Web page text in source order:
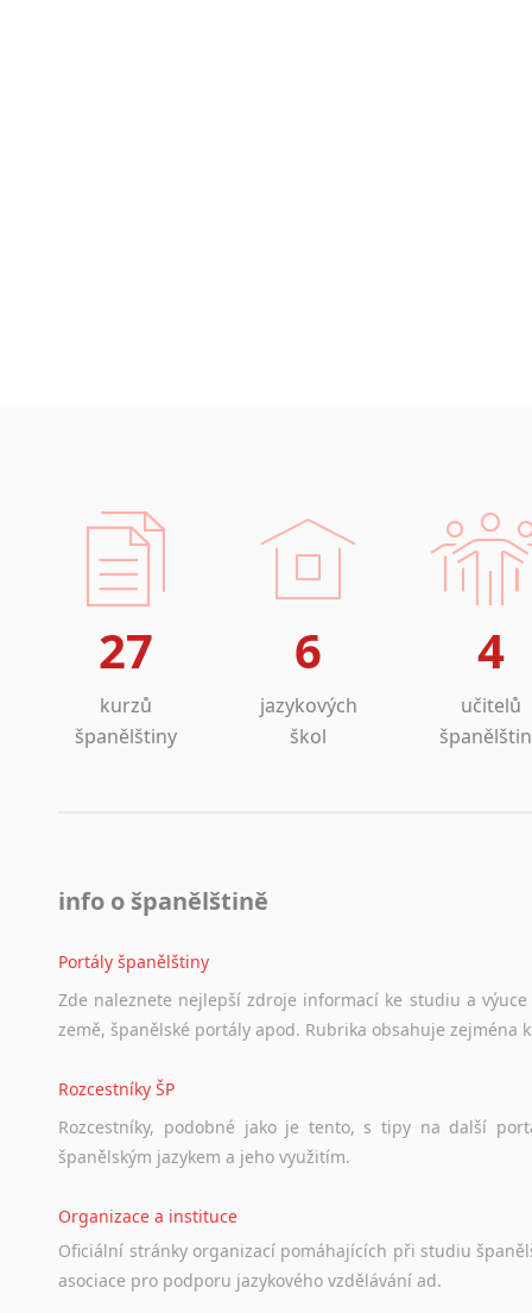
27
kurzů
španělštiny
6
jazykových
škol
4
učitelů
info o španělštině
Portály španělštiny
Zde naleznete nejlepší zdroje informací ke studiu a výuce
země, španělské portály apod. Rubrika obsahuje zejména
Rozcestníky ŠP
Rozcestníky, podobné jako je tento, s tipy na další
španělským jazykem a jeho využitím.
Organizace a instituce
Oficiální stránky organizací pomáhajících při studiu
asociace pro podporu jazykového vzdělávání ad.